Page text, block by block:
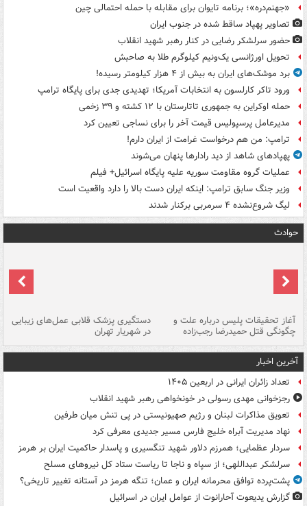
«جهنم‌دره»؛ برنامه تایوان برای مقابله با حمله احتمالی چین
تصاویر پهپاد ساقط شده در جنوب ایران
حضور سرلشکر رضایی در کنار رهبر شهید انقلاب
تحویل اورژانسی یک‌ونیم کیلوگرم طلا به صاحبش
برد موشک‌های ایران به بیش از ۴ هزار کیلومتر رسیده!
ورود تاکر کارلسون به انتخابات آمریکا؛ تهدیدی جدی برای پایگاه ترامپ
حمله اوکراین به جمهوری تاتارستان با ۱۲ کشته و ۳۹ زخمی
مدیرعامل پرسپولیس قیمت آخر را برای نساجی تعیین کرد
ترامپ: من هم درخواست غرامت از ایران دارم!
پهپادهای شاهد از دید رادارها پنهان می‌شوند
عملیات گروه مقاومت سوریه علیه پایگاه اسرائیل+ فیلم
وزیر جنگ سابق ترامپ: اینکه ایران دست بالا را دارد واقعیت است
لیگ شروع‌نشده ۴ سرمربی برکنار شدند
حوادث
آغاز تحقیقات پلیس درباره علت و
چگونگی قتل حمیدرضا رجب‌زاده
دستگیری پزشک قلابی عمل‌های زیبایی
در شهریار تهران
آخرین اخبار
تعداد زائران ایرانی در اربعین ۱۴۰۵
رجزخوانی مهدی رسولی در خونخواهی رهبر شهید انقلاب
تعویق مذاکرات لبنان و رژیم صهیونیستی در پی تنش میان طرفین
نهاد مدیریت آبراه خلیج فارس مسیر جدیدی معرفی کرد
سردار عظمایی؛ همرزم دلاور شهید تنگسیری و پاسدار حاکمیت ایران بر هرمز
سرلشکر عبداللهی؛ از سپاه و ناجا تا ریاست ستاد کل نیروهای مسلح
پشت‌پرده توافق محرمانه ایران و عمان؛ تنگه هرمز در آستانه تغییر تاریخی؟
گزارش یدیعوت آحارانوت از عوامل ایران در اسرائیل